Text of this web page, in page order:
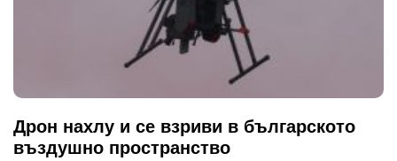
Дрон нахлу и се взриви в българското
въздушно пространство